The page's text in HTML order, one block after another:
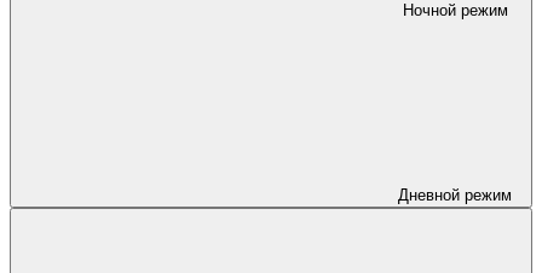
Ночной режим
Дневной режим